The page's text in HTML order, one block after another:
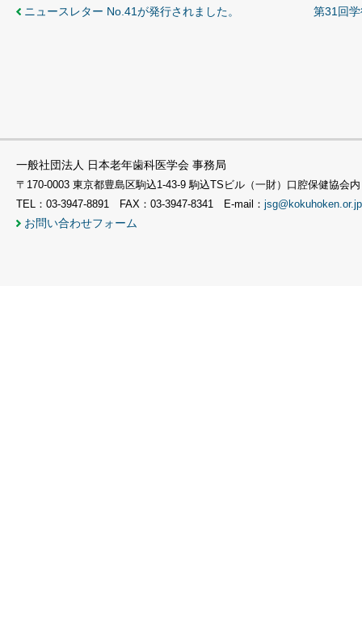
ニュースレター No.41が発行されました。 第31回
一般社団法人 日本老年歯科医学会 事務局
〒170-0003 東京都豊島区駒込1-43-9 駒込TSビル（一財）口腔保健協会内
TEL：03-3947-8891 FAX：03-3947-8341 E-mail： jsg@kokuhoken.or.jp
お問い合わせフォーム